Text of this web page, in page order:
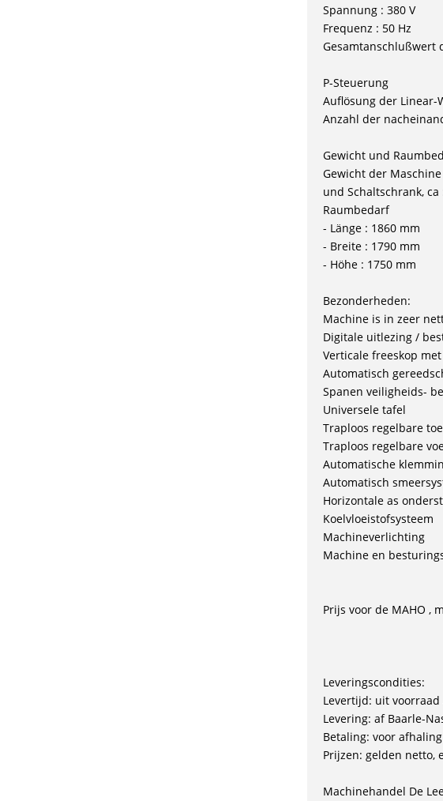
Spannung : 380 V
Frequenz : 50 Hz
Gesamtanschlußwert
P-Steuerung
Auflösung der Linear-
Anzahl der
Gewicht und
Gewicht der
und Schaltschrank, ca
Raumbedarf
- Länge : 1860 mm
- Breite : 1790 mm
- Höhe : 1750 mm
Bezonderheden:
Machine is in zeer
Digitale uitlezing /
Verticale freeskop
Automatisch
Spanen veiligheids-
Universele tafel
Traploos regelbare
Traploos regelbare
Automatische
Automatisch
Horizontale as
Koelvloeistofsysteem
Machineverlichting
Machine en
Prijs voor de MAHO ,
Leveringscondities:
Levertijd: uit voorraad
Levering: af Baarle-
Betaling: voor afhaling
Prijzen: gelden netto,
Machinehandel De